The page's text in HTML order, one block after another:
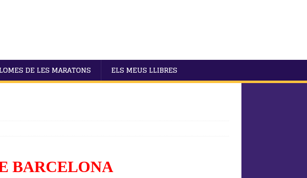
DE LES MARATONS ELS MEUS LLIBRES
BARCELONA